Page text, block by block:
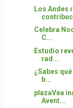
Los Andes
Celebra
C...
Estudio
rad...
¿Sabes
b...
plazaVea
Avent...